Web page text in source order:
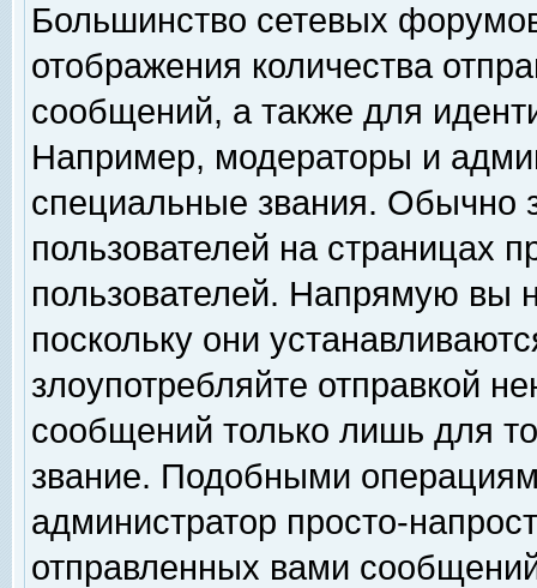
Большинство сетевых
отображения количества
сообщений, а также для
Например, модераторы и
специальные звания. Обычно
пользователей на страницах
пользователей. Напрямую вы
поскольку они
злоупотребляйте отправкой
сообщений только лишь для
звание. Подобными
администратор просто-
отправленных вами